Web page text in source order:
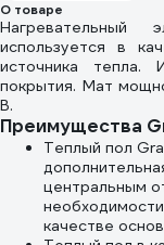
О товаре
Нагревательный
используется в
источника тепла.
покрытия. Мат
В.
Преимущества
Теплый пол
центральным
качестве